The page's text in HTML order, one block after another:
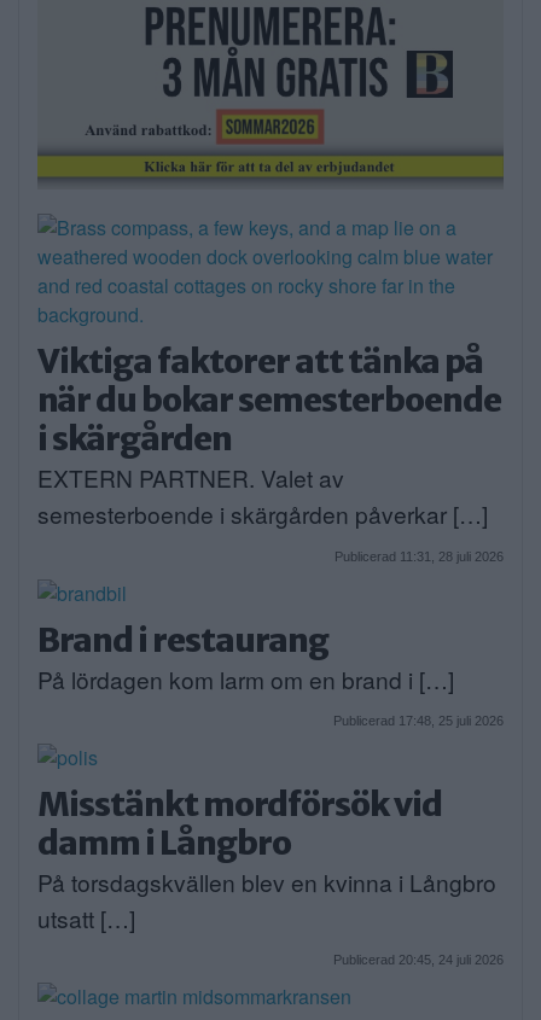
Viktiga faktorer att tänka på
när du bokar semesterboende
i skärgården
EXTERN PARTNER. Valet av
semesterboende i skärgården påverkar […]
Publicerad 11:31, 28 juli 2026
Brand i restaurang
På lördagen kom larm om en brand i […]
Publicerad 17:48, 25 juli 2026
Misstänkt mordförsök vid
damm i Långbro
På torsdagskvällen blev en kvinna i Långbro
utsatt […]
Publicerad 20:45, 24 juli 2026